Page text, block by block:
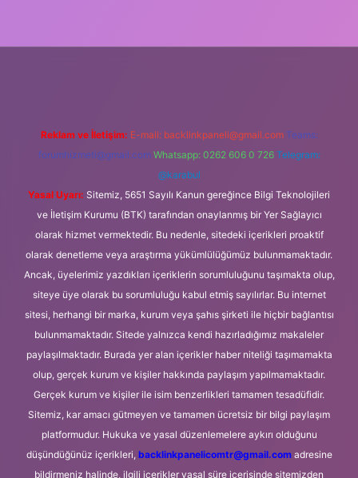
Reklam ve İletişim: E-mail: backlinkpaneli@gmail.com Teams:
forumhizmeti@gmail.com Whatsapp: 0262 606 0 726 Telegram:
@karabul
Yasal Uyarı: Sitemiz, 5651 Sayılı Kanun gereğince Bilgi Teknolojileri
ve İletişim Kurumu (BTK) tarafından onaylanmış bir Yer Sağlayıcı
olarak hizmet vermektedir. Bu nedenle, sitedeki içerikleri proaktif
olarak denetleme veya araştırma yükümlülüğümüz bulunmamaktadır.
Ancak, üyelerimiz yazdıkları içeriklerin sorumluluğunu taşımakta olup,
siteye üye olarak bu sorumluluğu kabul etmiş sayılırlar. Bu internet
sitesi, herhangi bir marka, kurum veya şahıs şirketi ile hiçbir bağlantısı
bulunmamaktadır. Sitede yalnızca kendi hazırladığımız makaleler
paylaşılmaktadır. Burada yer alan içerikler haber niteliği taşımamakta
olup, gerçek kurum ve kişiler hakkında paylaşım yapılmamaktadır.
Gerçek kurum ve kişiler ile isim benzerlikleri tamamen tesadüfidir.
Sitemiz, kar amacı gütmeyen ve tamamen ücretsiz bir bilgi paylaşım
platformudur. Hukuka ve yasal düzenlemelere aykırı olduğunu
düşündüğünüz içerikleri, backlinkpanelicomtr@gmail.comadresine
bildirmeniz halinde, ilgili içerikler yasal süre içerisinde sitemizden